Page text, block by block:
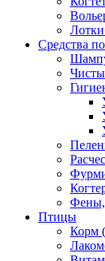
Лотки
Средства
Птицы
Корм